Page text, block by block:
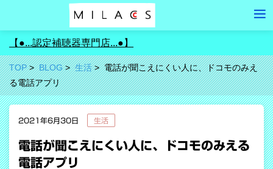
【●...認定補聴器専門店...●】
TOP BLOG 生活
電話が聞こえにくい人に、ドコモのみえ
る電話アプリ
2021年6月30日 生活
電話が聞こえにくい人に、ドコモのみえる
電話アプリ